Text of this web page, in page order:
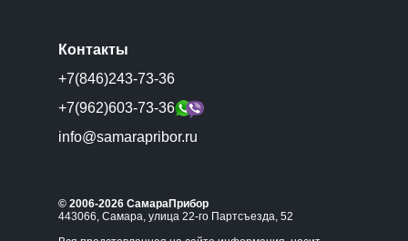
Контакты
+7(846)243-73-36
+7(962)603-73-36
info@samarapribor.ru
© 2006-2026 СамараПрибор
443066, Самара, улица 22-го Партсъезда, 52